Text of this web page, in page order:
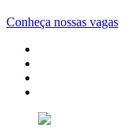
Conheça nossas vagas